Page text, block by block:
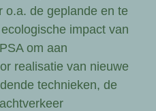
o.a. de geplande en te
impact van
om aan
realisatie van nieuwe
technieken, de